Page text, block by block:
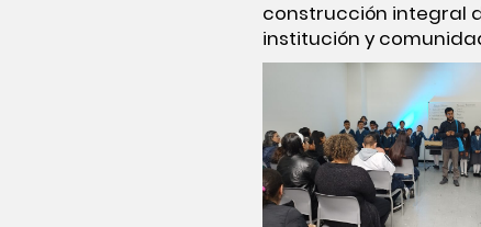
construcción integral
institución y